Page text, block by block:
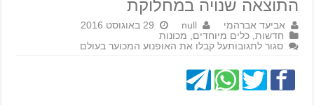
התוצאה שנויה במחלוקת
אביעד אברהמי null
29 באוגוסט 2016
חדשות ,כלים מיוחדים
מכונות
סגור לתגובותעל קבלו את האופנוע המכוער בעולם